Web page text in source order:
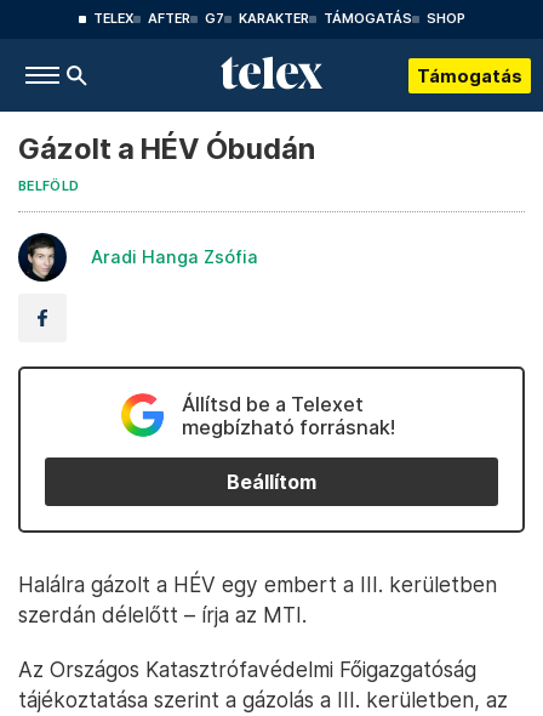
TELEX AFTER G7 KARAKTER TÁMOGATÁS SHOP
Támogatás
Gázolt a HÉV Óbudán
BELFÖLD
Aradi Hanga Zsófia
Állítsd be a Telexet
megbízható forrásnak!
Beállítom
Halálra gázolt a HÉV egy embert a III. kerületben
szerdán délelőtt – írja az MTI.
Az Országos Katasztrófavédelmi Főigazgatóság
tájékoztatása szerint a gázolás a III. kerületben, az